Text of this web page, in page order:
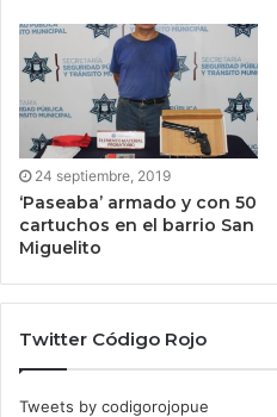
24 septiembre, 2019
‘Paseaba’ armado y con 50
cartuchos en el barrio San
Miguelito
Twitter Código Rojo
Tweets by codigorojopue